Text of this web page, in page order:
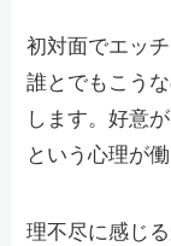
初対面でエッ
誰とでもこう
します。好意が
という心理が働
理不尽に感じ